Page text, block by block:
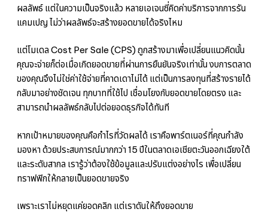
ผลลัพธ์ แต่ในความเป็นจริงแล้ว หลายเอเจนซี่คิดค่าบริการจากการรัน
แคมเปญ ไม่ว่าผลลัพธ์จะสร้างยอดขายได้จริงไหม
แต่โมเดล Cost Per Sale (CPS) ถูกสร้างมาเพื่อเปลี่ยนแนวคิดนั้น
คุณจะจ่ายก็ต่อเมื่อเกิดยอดขายที่ผ่านการยืนยันจริงเท่านั้น งบการตลาด
ของคุณจึงไม่ใช่ค่าใช้จ่ายที่คาดเดาไม่ได้ แต่เป็นการลงทุนที่สร้างรายได้
กลับมาอย่างชัดเจน ทุกบาทที่ใช้ไป เชื่อมโยงกับยอดขายโดยตรง และ
สามารถนำผลลัพธ์กลับไปต่อยอดธุรกิจได้ทันที
หากเป้าหมายของคุณคือกำไรที่วัดผลได้ เราคือพาร์ตเนอร์ที่คุณกำลัง
มองหา ด้วยประสบการณ์มากกว่า 15 ปีในตลาดเอเชียตะวันออกเฉียงใต้
และระดับสากล เรารู้ว่าต้องใช้ข้อมูลและปรับแต่งอย่างไร เพื่อเปลี่ยน
ทราฟฟิกให้กลายเป็นยอดขายจริง
เพราะเราไม่หยุดแค่ยอดคลิก แต่เราดันให้ถึงยอดขาย